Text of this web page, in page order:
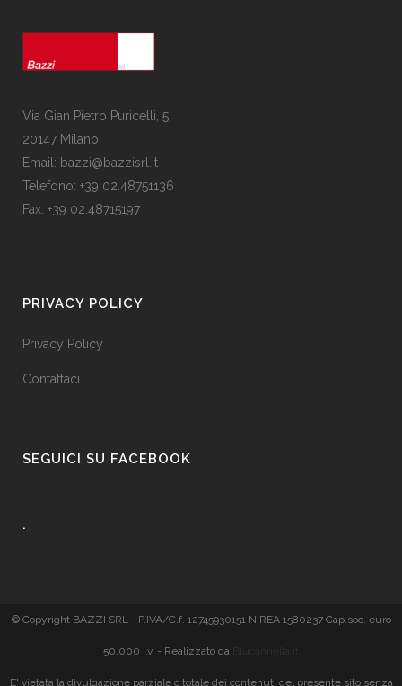
Via Gian Pietro Puricelli, 5
20147 Milano
Email: bazzi@bazzisrl.it
Telefono: +39 02.48751136
Fax: +39 02.48715197
PRIVACY POLICY
Privacy Policy
Contattaci
SEGUICI SU FACEBOOK
.
© Copyright BAZZI SRL - P.IVA/C.f. 12745930151 N.REA 1580237 Cap.soc. euro
50.000 i.v. - Realizzato da
E' vietata la divulgazione parziale o totale dei contenuti del presente sito senza